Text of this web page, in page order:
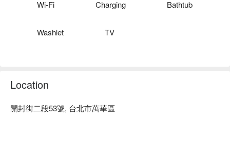
夕陽夜景，感受市集商圈的熱鬧氛圍。旅人盡享城市獨特魅
息方案立刻查看⬇︎
Wi-Fi Charging Bathtub
Washlet TV
Location
開封街二段53號, 台北市萬華區